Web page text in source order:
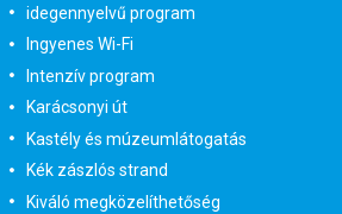
idegennyelvű program
Ingyenes Wi-Fi
Intenzív program
Karácsonyi út
Kastély és múzeumlátogatás
Kék zászlós strand
Kiváló megközelíthetőség